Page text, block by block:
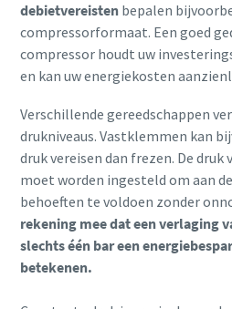
debietvereistenbepalen
compressorformaat. Een goed
compressor houdt uw
en kan uw energiekosten
Verschillende gereedschappen
drukniveaus. Vastklemmen kan
druk vereisen dan frezen. De druk
moet worden ingesteld om aan
behoeften te voldoen zonder
rekening mee dat een verlaging
slechts één bar een
betekenen.